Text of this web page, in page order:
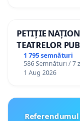
PETIȚIE
TEATRELOR
ROMÂNIA
1 795 semnături
586 Semnături / 7
1 Aug 2026